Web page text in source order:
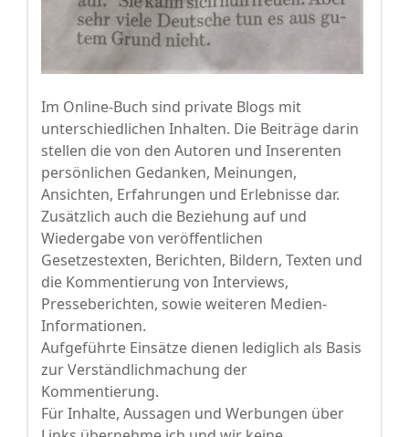
Im Online-Buch sind private Blogs mit
unterschiedlichen Inhalten. Die Beiträge darin
stellen die von den Autoren und Inserenten
persönlichen Gedanken, Meinungen,
Ansichten, Erfahrungen und Erlebnisse dar.
Zusätzlich auch die Beziehung auf und
Wiedergabe von veröffentlichen
Gesetzestexten, Berichten, Bildern, Texten und
die Kommentierung von Interviews,
Presseberichten, sowie weiteren Medien-
Informationen.
Aufgeführte Einsätze dienen lediglich als Basis
zur Verständlichmachung der
Kommentierung.
Für Inhalte, Aussagen und Werbungen über